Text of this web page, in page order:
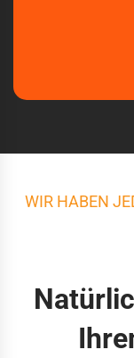
WIR HABEN